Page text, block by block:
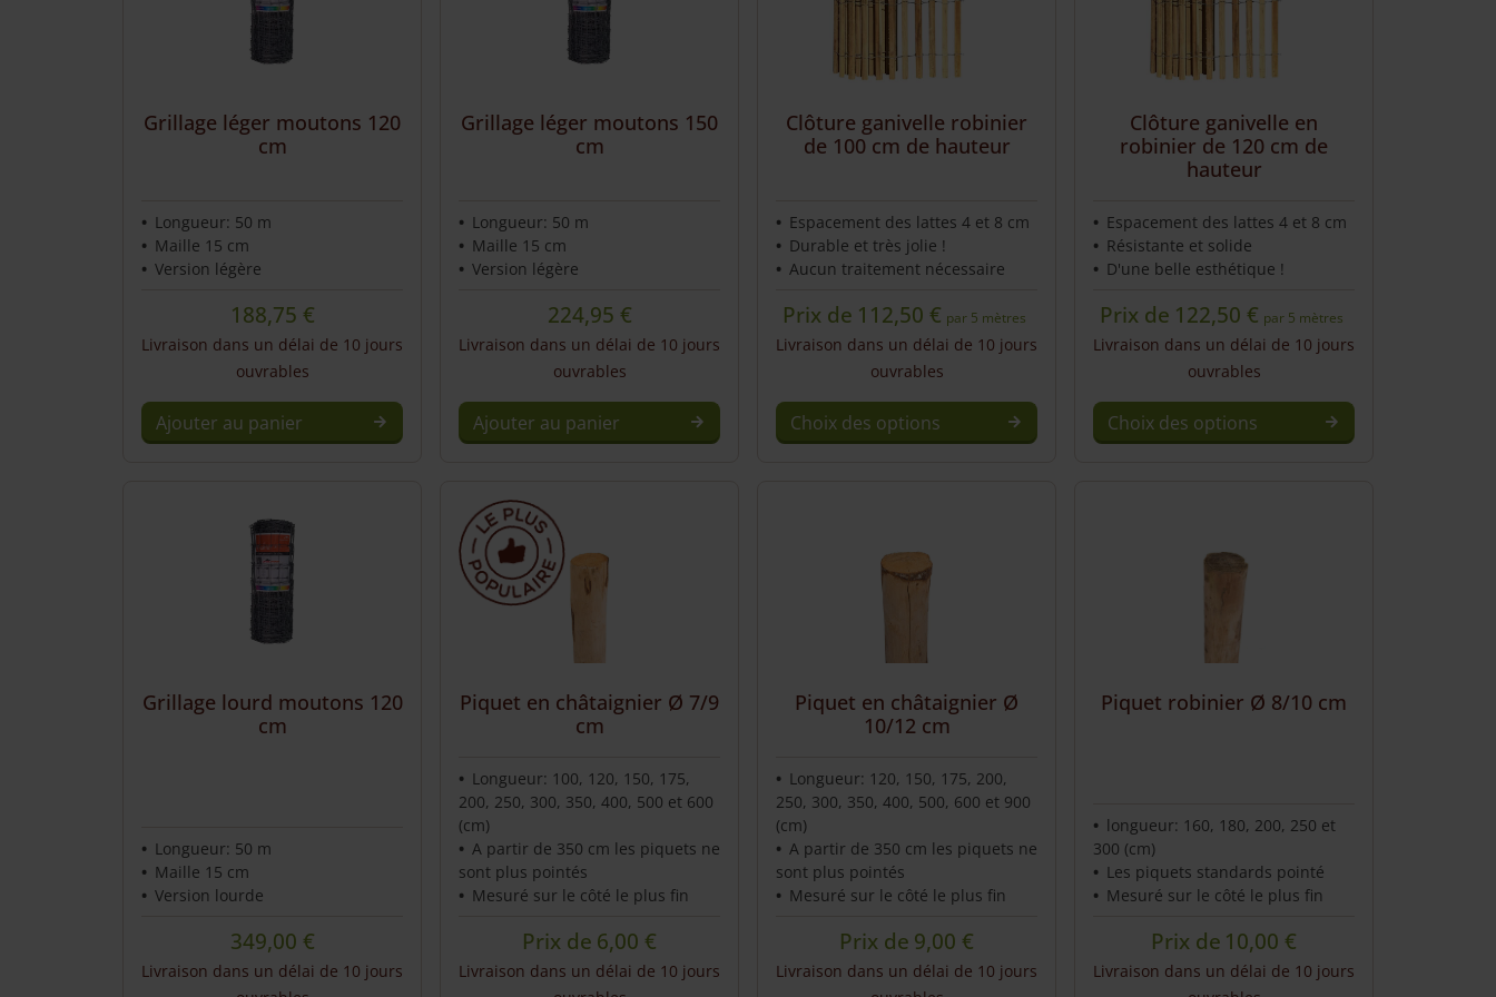
Service et contact
Grillage léger moutons 120
cm
Longueur: 50 m
Maille 15 cm
Version légère
188,75 €
Livraison dans un délai de 10 jours
ouvrables
Ajouter au panier
Grillage léger moutons 150
cm
Longueur: 50 m
Maille 15 cm
Version légère
224,95 €
Livraison dans un délai de 10 jours
ouvrables
Ajouter au panier
Clôture ganivelle robinier
de 100 cm de hauteur
Espacement des lattes 4 et 8 cm
Durable et très jolie !
Aucun traitement nécessaire
Prix de 112,50 € par 5 mètres
Livraison dans un délai de 10 jours
ouvrables
Choix des options
chosen
product
page
Clôture ganivelle en
robinier de 120 cm de
hauteur
Espacement des lattes 4 et 8 cm
Résistante et solide
D'une belle esthétique !
Prix de 122,50 € par 5 mètres
Livraison dans un délai de 10 jours
ouvrables
Choix des options
chosen
Grillage lourd moutons 120
cm
Longueur: 50 m
Maille 15 cm
Version lourde
349,00 €
Livraison dans un délai de 10 jours
Piquet en châtaignier Ø 7/9
cm
Longueur: 100, 120, 150, 175,
200, 250, 300, 350, 400, 500 et 600
(cm)
A partir de 350 cm les piquets ne
sont plus pointés
Mesuré sur le côté le plus fin
Prix de 6,00 €
Livraison dans un délai de 10 jours
Piquet en châtaignier Ø
10/12 cm
Longueur: 120, 150, 175, 200,
250, 300, 350, 400, 500, 600 et 900
(cm)
A partir de 350 cm les piquets ne
sont plus pointés
Mesuré sur le côté le plus fin
Prix de 9,00 €
Livraison dans un délai de 10 jours
Piquet robinier Ø 8/10 cm
longueur: 160, 180, 200, 250 et
300 (cm)
Les piquets standards pointé
Mesuré sur le côté le plus fin
Prix de 10,00€
Livraison dans un délai de 10 jours